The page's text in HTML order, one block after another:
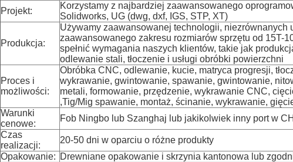
Projekt:
Korzystamy z najbardziej zaawansowanego
Solidworks, UG (dwg, dxf, IGS, STP, XT)
Produkcja:
Używamy zaawansowanej technologii, niezrównanych
zaawansowanego zakresu rozmiarów sprzętu od 15T-
spełnić wymagania naszych klientów, takie jak
odlewanie stali, tłoczenie i usługi obróbki powierzchni
Proces i
możliwości:
Obróbka CNC, odlewanie, kucie, matryca progresji,
wykrawanie, gwintowanie, spawanie, gwintowanie,
metali, formowanie, przędzenie, wykrawanie CNC,
,Tig/Mig spawanie, montaż, ścinanie, wykrawanie,
Warunki
cenowe:
Fob Ningbo lub Szanghaj lub jakikolwiek inny port w
Czas
realizacji:
20-50 dni w oparciu o różne produkty
Opakowanie: Drewniane opakowanie i skrzynia kantonowa lub